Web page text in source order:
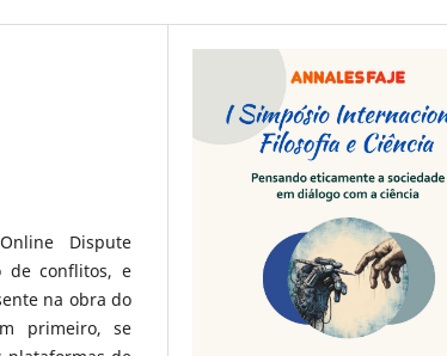
Dispute
de conflitos, e
na obra do
primeiro, se